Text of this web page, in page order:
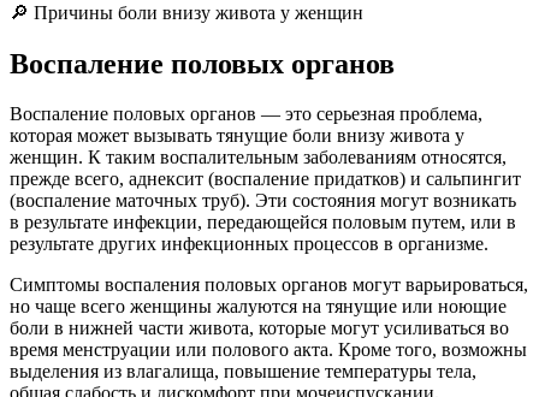
🔎 Причины боли внизу живота у женщин
Воспаление половых органов
Воспаление половых органов — это серьезная проблема,
которая может вызывать тянущие боли внизу живота у
женщин. К таким воспалительным заболеваниям относятся,
прежде всего, аднексит (воспаление придатков) и сальпингит
(воспаление маточных труб). Эти состояния могут возникать
в результате инфекции, передающейся половым путем, или в
результате других инфекционных процессов в организме.
Симптомы воспаления половых органов могут варьироваться,
но чаще всего женщины жалуются на тянущие или ноющие
боли в нижней части живота, которые могут усиливаться во
время менструации или полового акта. Кроме того, возможны
выделения из влагалища, повышение температуры тела,